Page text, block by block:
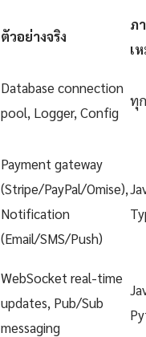
ตัวอย่างจริง
ภ
เ
Database connection
pool, Logger, Config
ทุ
Payment gateway
(Stripe/PayPal/Omise),
Notification
(Email/SMS/Push)
WebSocket real-time
updates, Pub/Sub
messaging